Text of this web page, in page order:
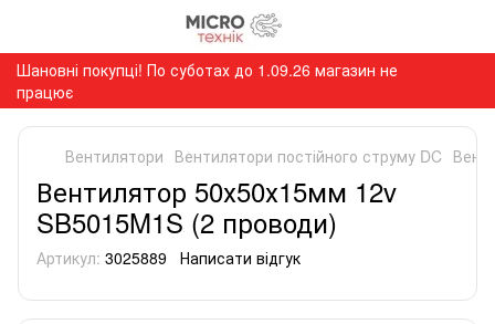
Шановні покупці! По суботах до 1.09.26 магазин не
працює
Вентилятори Вентилятори постійного струму DC
Вентилятор 50х50х15мм 12v
SB5015M1S (2 проводи)
Артикул: 3025889 Написати відгук